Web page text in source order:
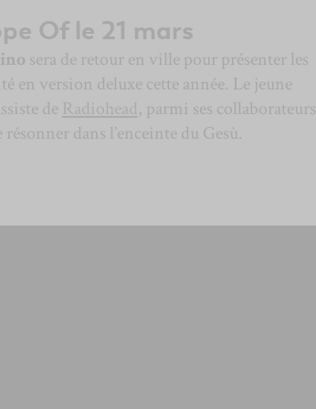
Of le 21 mars
sera de retour en ville pour présenter les
en version deluxe cette année. Le jeune
de Radiohead, parmi ses collaborateurs
dans l’enceinte du Gesù.